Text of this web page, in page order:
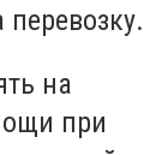
на
при